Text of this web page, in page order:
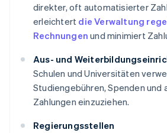
direkter, oft automatisierter
erleichtert die Verwaltung
Rechnungen und minimiert
Aus- und
Schulen und Universitäten
Studiengebühren, Spenden und
Zahlungen einzuziehen.
Regierungsstellen